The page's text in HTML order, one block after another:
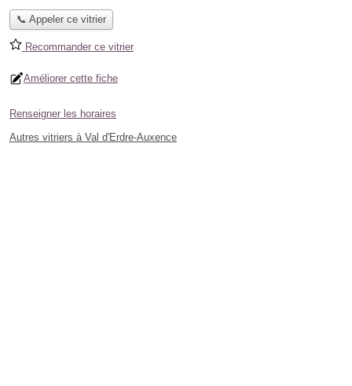
📞 Appeler ce vitrier
Recommander ce vitrier
Améliorer cette fiche
Renseigner les horaires
Autres vitriers à Val d'Erdre-Auxence